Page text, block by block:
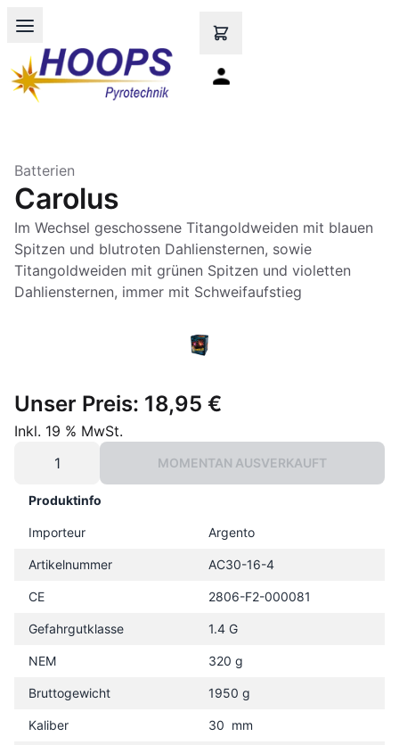
Open main menu
Batterien
Carolus
Im Wechsel geschossene Titangoldweiden mit blauen
Spitzen und blutroten Dahliensternen, sowie
Titangoldweiden mit grünen Spitzen und violetten
Unser Preis: 18,95 €
Inkl. 19 % MwSt.
MOMENTAN AUSVERKAUFT
Produktinfo
Importeur Argento
Artikelnummer AC30-16-4
CE 2806-F2-000081
Gefahrgutklasse 1.4 G
NEM 320 g
Bruttogewicht 1950 g
Kaliber 30 mm